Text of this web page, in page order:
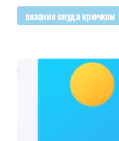
вязание снуда крючком